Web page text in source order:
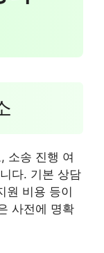
소송 진행 여
다. 기본 상담
원 비용 등이
사전에 명확